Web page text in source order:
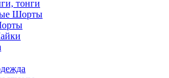
тонги
Шорты